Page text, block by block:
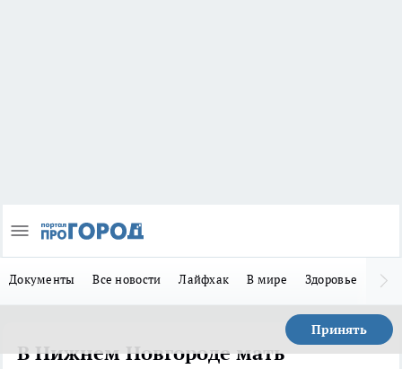
Документы Все новости Лайфхак В мире Здоровье
Принять
В Нижнем Новгороде мать